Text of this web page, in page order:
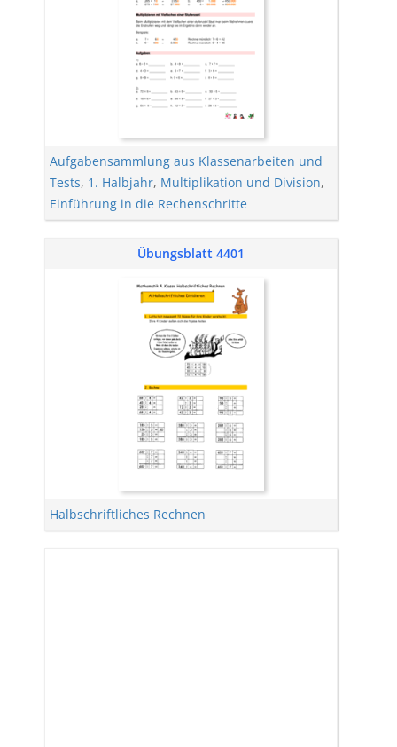
Aufgabensammlung aus Klassenarbeiten und
Tests, 1. Halbjahr, Multiplikation und Division,
Einführung in die Rechenschritte
Übungsblatt 4401
Halbschriftliches Rechnen